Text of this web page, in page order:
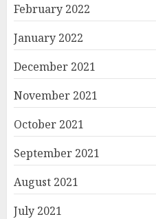
February 2022
January 2022
December 2021
November 2021
October 2021
September 2021
August 2021
July 2021